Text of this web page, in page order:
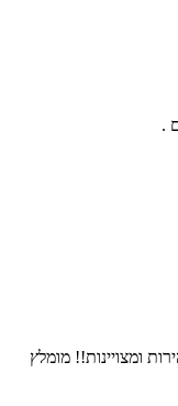
.
ומצויינות!! מומלץ